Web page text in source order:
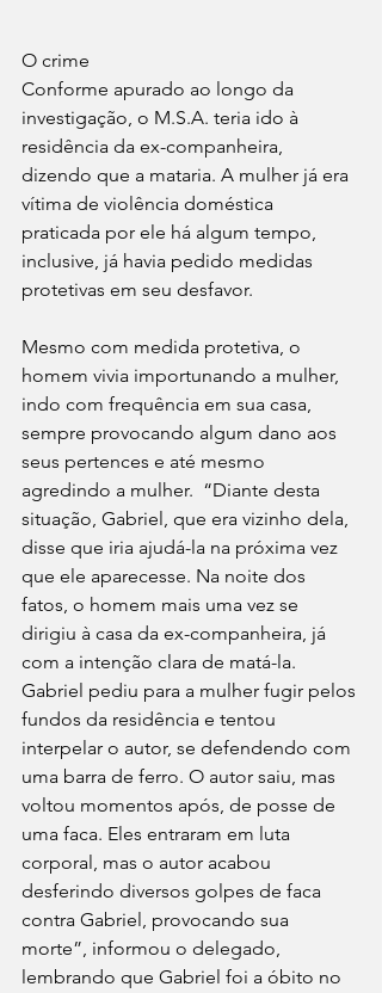
O crime
Conforme apurado ao longo da
investigação, o M.S.A. teria ido à
residência da ex-companheira,
dizendo que a mataria. A mulher já era
vítima de violência doméstica
praticada por ele há algum tempo,
inclusive, já havia pedido medidas
protetivas em seu desfavor.
Mesmo com medida protetiva, o
homem vivia importunando a mulher,
indo com frequência em sua casa,
sempre provocando algum dano aos
seus pertences e até mesmo
agredindo a mulher.  “Diante desta
situação, Gabriel, que era vizinho dela,
disse que iria ajudá-la na próxima vez
que ele aparecesse. Na noite dos
fatos, o homem mais uma vez se
dirigiu à casa da ex-companheira, já
com a intenção clara de matá-la.
Gabriel pediu para a mulher fugir pelos
fundos da residência e tentou
interpelar o autor, se defendendo com
uma barra de ferro. O autor saiu, mas
voltou momentos após, de posse de
uma faca. Eles entraram em luta
corporal, mas o autor acabou
desferindo diversos golpes de faca
contra Gabriel, provocando sua
morte”, informou o delegado,
lembrando que Gabriel foi a óbito no